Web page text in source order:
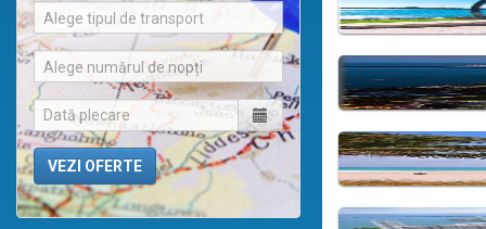
Alege tipul de transport
Alege numărul de nopți